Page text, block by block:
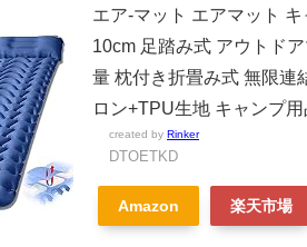
エア-マット エアマット
10cm 足踏み式 アウトド
量 枕付き折畳み式 無限連
ロン+TPU生地 キャンプ
created by Rinker
DTOETKD
Amazon 楽天市場